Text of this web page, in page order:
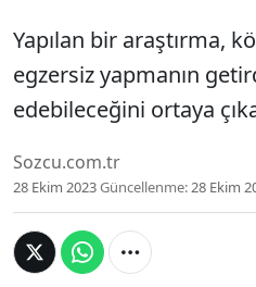
Yapılan bir araştırma,
egzersiz yapmanın
edebileceğini ortaya
Sozcu.com.tr
28 Ekim 2023Güncellenme:28 Ekim